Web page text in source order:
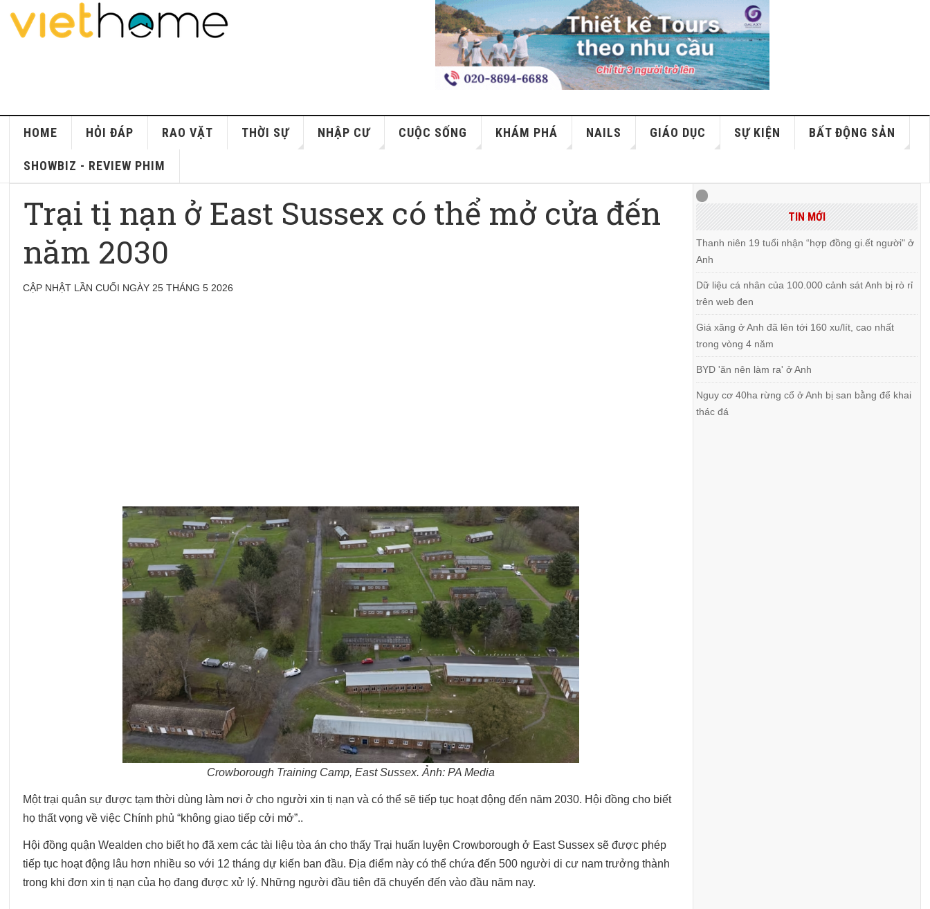
HOME HỎI ĐÁP RAO VẶT THỜI SỰ NHẬP CƯ CUỘC SỐNG KHÁM PHÁ NAILS GIÁO DỤC SỰ KIỆN BẤT ĐỘNG SẢN
SHOWBIZ - REVIEW PHIM
Trại tị nạn ở East Sussex có thể mở cửa đến
năm 2030
CẬP NHẬT LẦN CUỐI NGÀY 25 THÁNG 5 2026
Crowborough Training Camp, East Sussex. Ảnh: PA Media
Một trại quân sự được tạm thời dùng làm nơi ở cho người xin tị nạn và có thể sẽ tiếp tục hoạt động đến năm 2030. Hội đồng cho biết
họ thất vọng về việc Chính phủ “không giao tiếp cởi mở”..
Hội đồng quận Wealden cho biết họ đã xem các tài liệu tòa án cho thấy Trại huấn luyện Crowborough ở East Sussex sẽ được phép
tiếp tục hoạt động lâu hơn nhiều so với 12 tháng dự kiến ​​ban đầu. Địa điểm này có thể chứa đến 500 người di cư nam trưởng thành
trong khi đơn xin tị nạn của họ đang được xử lý. Những người đầu tiên đã chuyển đến vào đầu năm nay.
TIN MỚI
Thanh niên 19 tuổi nhận “hợp đồng gi.ết người" ở
Anh
Dữ liệu cá nhân của 100.000 cảnh sát Anh bị rò rỉ
trên web đen
Giá xăng ở Anh đã lên tới 160 xu/lít, cao nhất
trong vòng 4 năm
BYD 'ăn nên làm ra' ở Anh
Nguy cơ 40ha rừng cổ ở Anh bị san bằng để khai
thác đá